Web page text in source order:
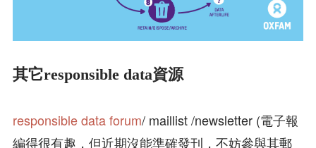
其它responsible data資源
responsible data forum/ maillist /newsletter (電子報
編得很有趣，但近期沒能準確發刊，不妨參與其郵